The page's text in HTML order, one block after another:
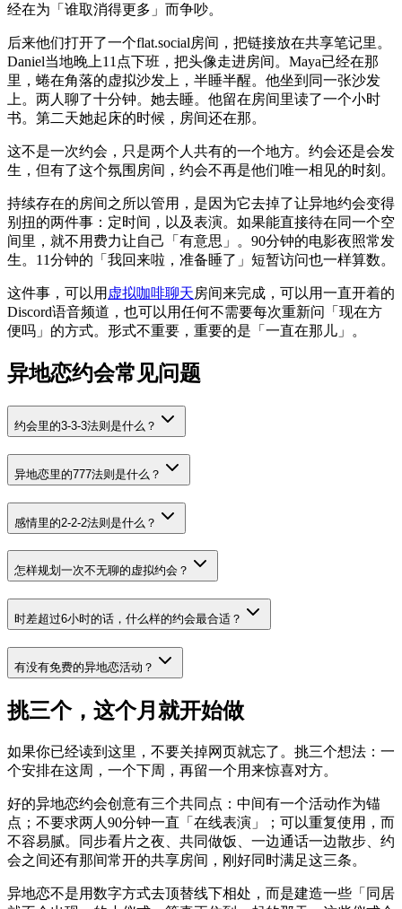
经在为「谁取消得更多」而争吵。
后来他们打开了一个flat.social房间，把链接放在共享笔记里。
Daniel当地晚上11点下班，把头像走进房间。Maya已经在那
里，蜷在角落的虚拟沙发上，半睡半醒。他坐到同一张沙发
上。两人聊了十分钟。她去睡。他留在房间里读了一个小时
书。第二天她起床的时候，房间还在那。
这不是一次约会，只是两个人共有的一个地方。约会还是会发
生，但有了这个氛围房间，约会不再是他们唯一相见的时刻。
持续存在的房间之所以管用，是因为它去掉了让异地约会变得
别扭的两件事：定时间，以及表演。如果能直接待在同一个空
间里，就不用费力让自己「有意思」。90分钟的电影夜照常发
生。11分钟的「我回来啦，准备睡了」短暂访问也一样算数。
这件事，可以用 虚拟咖啡聊天房间来完成，可以用一直开着的
Discord语音频道，也可以用任何不需要每次重新问「现在方
便吗」的方式。形式不重要，重要的是「一直在那儿」。
异地恋约会常见问题
约会里的3-3-3法则是什么？
异地恋里的777法则是什么？
感情里的2-2-2法则是什么？
怎样规划一次不无聊的虚拟约会？
时差超过6小时的话，什么样的约会最合适？
有没有免费的异地恋活动？
挑三个，这个月就开始做
如果你已经读到这里，不要关掉网页就忘了。挑三个想法：一
个安排在这周，一个下周，再留一个用来惊喜对方。
好的异地恋约会创意有三个共同点：中间有一个活动作为锚
点；不要求两人90分钟一直「在线表演」；可以重复使用，而
不容易腻。同步看片之夜、共同做饭、一边通话一边散步、约
会之间还有那间常开的共享房间，刚好同时满足这三条。
异地恋不是用数字方式去顶替线下相处，而是建造一些「同居